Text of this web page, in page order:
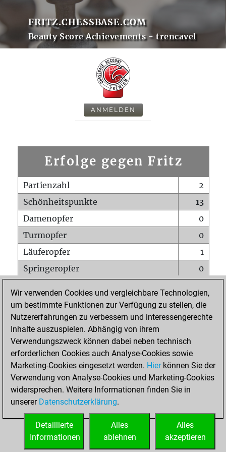
FRITZ.CHESSBASE.COM
Beauty Score Achievements - trencavel
ANMELDEN
Erfolge gegen Fritz
Partienzahl
2
Schönheitspunkte
13
Damenopfer
0
Turmopfer
0
Läuferopfer
1
Springeropfer
0
Matt auf vollem Brett
0
Bauer setzt Matt
0
Erstickte Matts
Unterverwandlungen
Türme auf der siebten
0
STARTSEITE
Wir verwenden Cookies und vergleichbare Technologien,
um bestimmte Funktionen zur Verfügung zu stellen, die
Nutzererfahrungen zu verbessern und interessengerechte
Inhalte auszuspielen. Abhängig von ihrem
Verwendungszweck können dabei neben technisch
erforderlichen Cookies auch Analyse-Cookies sowie
Marketing-Cookies eingesetzt werden. Hierkönnen Sie der
Verwendung von Analyse-Cookies und Marketing-Cookies
widersprechen. Weitere Informationen finden Sie in
unserer Datenschutzerklärung.
Alles
akzeptieren
Alles
ablehnen
Detaillierte
Informationen